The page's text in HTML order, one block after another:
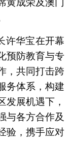
黄成荣及澳门
许华宝在开幕
预防教育与专
，共同打击跨
务体系，构建
发展机遇下，
与各方合作及
验，携手应对